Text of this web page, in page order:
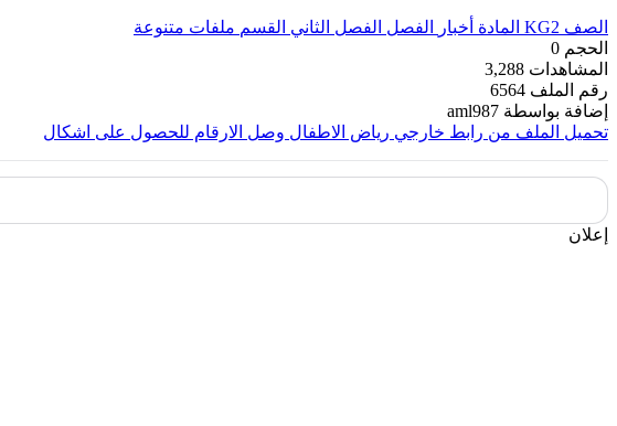
الصف KG2 المادة أخبار الفصل الفصل الثاني القسم ملفات متنوعة
الحجم 0
المشاهدات 3,288
رقم الملف 6564
إضافة بواسطة aml987
تحميل الملف من رابط خارجي رياض الاطفال وصل الارقام للحصول على اشكال
إعلان